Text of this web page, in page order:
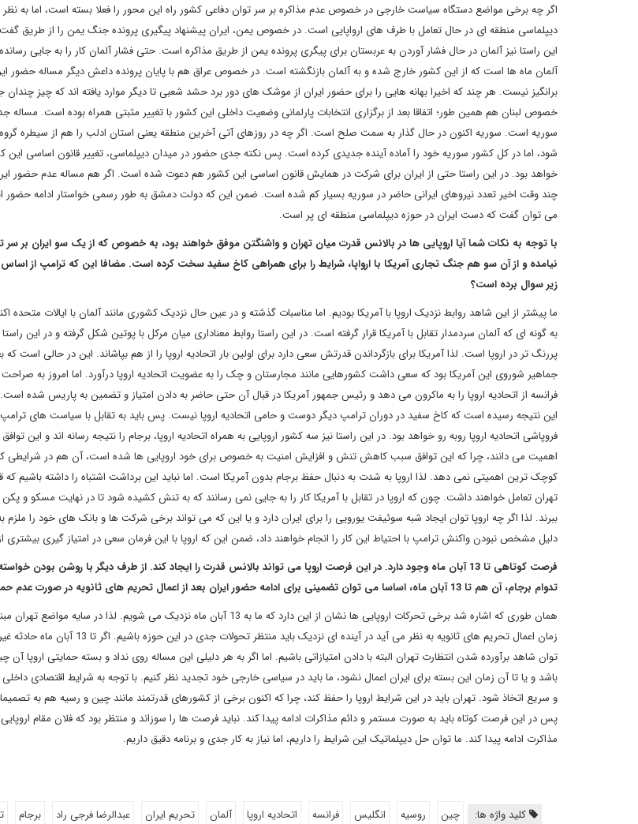
اگر چه برخی مواضع دستگاه سیاست خارجی در خصوص عدم مذاکره بر سر توان دفاعی کشور راه این محور را فعلا بسته است، اما به
دیپلماسی منطقه ای در حال تعامل با طرف های ارواپایی است. در خصوص یمن، ایران پیشنهاد پیگیری پرونده جنگ یمن را از طریق گفت
این راستا نیز آلمان در حال فشار آوردن به عربستان برای پیگری پرونده یمن از طریق مذاکره است. حتی فشار آلمان کار را به جایی
آلمان ماه ها است که از این کشور خارج شده و به آلمان بازنگشته است. در خصوص عراق هم با پایان پرونده داعش دیگر مساله حضور
برانگیز نیست. هر چند که اخیرا بهانه هایی را برای حضور ایران از موشک های دور برد حشد شعبی تا دیگر موارد یافته اند که چیز
خصوص لبنان هم همین طور؛ اتفاقا بعد از برگزاری انتخابات پارلمانی وضعیت داخلی این کشور با تغییر مثبتی همراه بوده است. مساله
سوریه است. سوریه اکنون در حال گذار به سمت صلح است. اگر چه در روزهای آتی آخرین منطقه یعنی استان ادلب را هم از سیطره
شود، اما در کل کشور سوریه خود را آماده آینده جدیدی کرده است. پس نکته جدی حضور در میدان دیپلماسی، تغییر قانون اساسی
خواهد بود. در این راستا حتی از ایران برای شرکت در همایش قانون اساسی این کشور هم دعوت شده است. اگر هم مساله عدم حضور
چند وقت اخیر تعدد نیروهای ایرانی حاضر در سوریه بسیار کم شده است. ضمن این که دولت دمشق به طور رسمی خواستار ادامه
می توان گفت که دست ایران در حوزه دیپلماسی منطقه ای پر است.
با توجه به نکات شما آیا اروپایی ها در بالانس قدرت میان تهران و واشنگتن موفق خواهند بود، به خصوص که از یک سو ایران بر سر
نیامده و از آن سو هم جنگ تجاری آمریکا با ارواپا، شرایط را برای همراهی کاخ سفید سخت کرده است. مضافا این که ترامپ از اساس
زیر سوال برده است؟
ما پیشتر از این شاهد روابط نزدیک اروپا با آمریکا بودیم. اما مناسبات گذشته و در عین حال نزدیک کشوری مانند آلمان با ایالات متحده
به گونه ای که آلمان سردمدار تقابل با آمریکا قرار گرفته است. در این راستا روابط معناداری میان مرکل با پوتین شکل گرفته و در این
پررنگ تر در اروپا است. لذا آمریکا برای بازگرداندن قدرتش سعی دارد برای اولین بار اتحادیه اروپا را از هم بپاشاند. این در حالی است که
جماهیر شوروی این آمریکا بود که سعی داشت کشورهایی مانند مجارستان و چک را به عضویت اتحادیه اروپا درآورد. اما امروز به
فرانسه از اتحادیه اروپا را به ماکرون می دهد و رئیس جمهور آمریکا در قبال آن حتی حاضر به دادن امتیاز و تضمین به پاریس شده است.
این نتیجه رسیده است که کاخ سفید در دوران ترامپ دیگر دوست و حامی اتحادیه اروپا نیست. پس باید به تقابل با سیاست های ترامپ
فروپاشی اتحادیه اروپا روبه رو خواهد بود. در این راستا نیز سه کشور اروپایی به همراه اتحادیه اروپا، برجام را نتیجه رسانه اند و این
اهمیت می دانند، چرا که این توافق سبب کاهش تنش و افزایش امنیت به خصوص برای خود اروپایی ها شده است، آن هم در شرایطی که
کوچک ترین اهمیتی نمی دهد. لذا اروپا به شدت به دنبال حفظ برجام بدون آمریکا است. اما نباید این برداشت اشتباه را داشته باشیم که
تهران تعامل خواهند داشت. چون که اروپا در تقابل با آمریکا کار را به جایی نمی رسانند که به تنش کشیده شود تا در نهایت مسکو و
ببرند. لذا اگر چه اروپا توان ایجاد شبه سوئیفت یورویی را برای ایران دارد و یا این که می تواند برخی شرکت ها و بانک های خود را ملزم به
دلیل مشخص نبودن واکنش ترامپ با احتیاط این کار را انجام خواهند داد، ضمن این که اروپا با این فرمان سعی در امتیاز گیری بیشتری
فرصت کوتاهی تا 13 آبان ماه وجود دارد. در این فرصت اروپا می تواند بالانس قدرت را ایجاد کند. از طرف دیگر با روشن بودن
تدوام برجام، آن هم تا 13 آبان ماه، اساسا می توان تضمینی برای ادامه حضور ایران بعد از اعمال تحریم های ثانویه در صورت عدم حمایت اروپا از برجام داد؟
همان طوری که اشاره شد برخی تحرکات اروپایی ها نشان از این دارد که ما به 13 آبان ماه نزدیک می شویم.
زمان اعمال تحریم های ثانویه به نظر می آید در آینده ای نزدیک
توان شاهد برآورده شدن انتظارت تهران البته با دادن امتیازاتی باشیم. اما اگر به هر دلیلی این مساله روی نداد و بسته حمایتی اروپا آن
باشد و یا تا آن زمان این بسته برای ایران اعمال نشود، ما باید در سیاسی خارجی خود تجدید نظر کنیم. با توجه به شرایط اقتصادی
و سریع اتخاذ شود. تهران باید در این شرایط اروپا را حفظ کند، چرا که اکنون برخی از کشورهای قدرتمند مانند چین و رسیه هم به
پس در این فرصت کوتاه باید به صورت مستمر و دائم مذاکرات ادامه پیدا کند. نباید فرصت ها را سوزاند و منتظر بود که فلان مقام اروپایی
مذاکرت ادامه پیدا کند. ما توان حل دیپلماتیک این شرایط را داریم، اما نیاز به کار جدی و برنامه دقیق داریم.
کلید واژه ها: چین روسیه انگلیس فرانسه اتحادیه اروپا آلمان تحریم ایران عبدالرضا فرجی راد برجام